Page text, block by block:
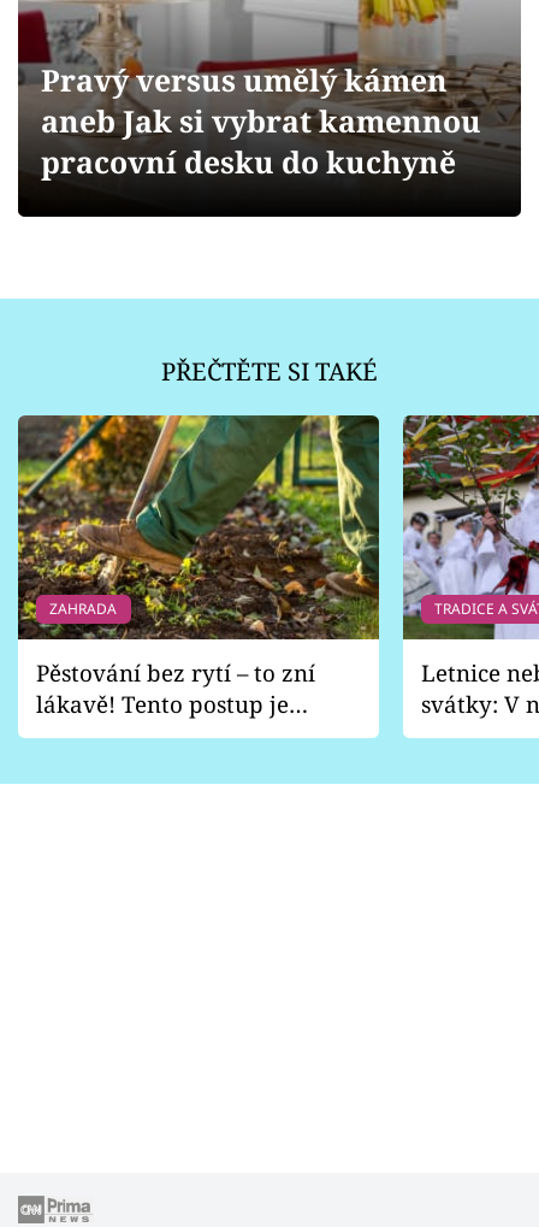
Přihlášení
Sledujte nás
Pravý versus umělý kámen
aneb Jak si vybrat kamennou
pracovní desku do kuchyně
PŘEČTĚTE SI TAKÉ
ZAHRADA
Pěstování bez rytí – to zní
lákavě! Tento postup je
vhodný jen pro některé
TRADICE A
Letnice
svátky: V
pondělí